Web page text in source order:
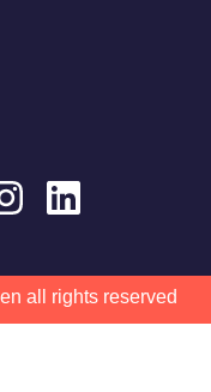
all rights reserved